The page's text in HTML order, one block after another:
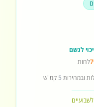
לגשם
לחות
ובמהירות 5 קמ"ש